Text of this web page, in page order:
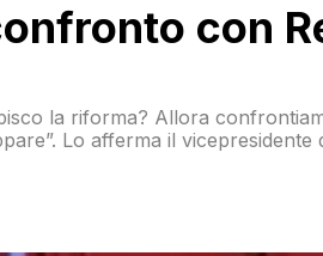
con
la riforma? Allora
Lo afferma il vicepresidente